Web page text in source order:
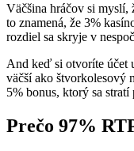
Väčšina hráčov si myslí,
to znamená, že 3%
rozdiel sa skryje v
And keď si otvoríte účet
väčší ako štvorkolesový
5% bonus, ktorý sa
Prečo 97%